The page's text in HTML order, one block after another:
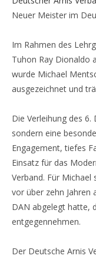
Neuer Meister im
Im Rahmen des
Tuhon Ray Dionaldo
wurde Michael
ausgezeichnet und
Die Verleihung des
sondern eine
Engagement, tiefes
Einsatz für das
Verband. Für
vor über zehn Jahren
DAN abgelegt hatte,
entgegennehmen.
Der Deutsche Arnis